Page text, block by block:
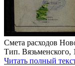
Смета расходов
Тип. Вязьменского,
Читать полный